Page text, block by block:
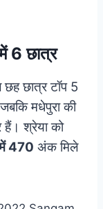
6 छात्र
छात्र टॉप 5
मधेपुरा की
हैं। श्रेया को
470 अंक मिले